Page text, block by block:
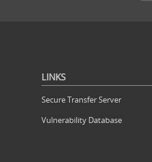
LINKS
Secure Transfer Server
Vulnerability Database